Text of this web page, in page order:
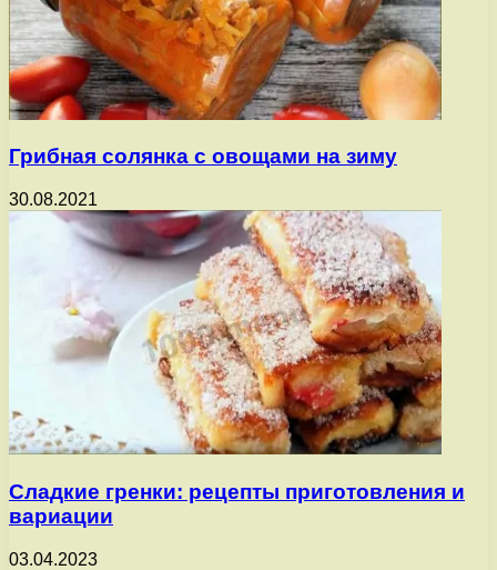
Грибная солянка с овощами на зиму
30.08.2021
Сладкие гренки: рецепты приготовления и
вариации
03.04.2023